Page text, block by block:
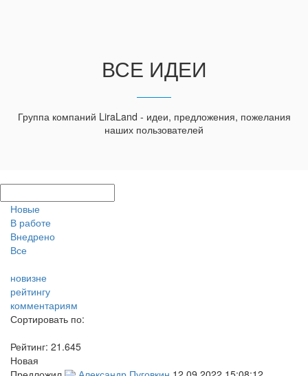
ВСЕ ИДЕИ
Группа компаний LiraLand - идеи, предложения, пожелания
наших пользователей
Новые
В работе
Внедрено
Все
новизне
рейтингу
комментариям
Сортировать по:
Рейтинг: 21.645
Новая